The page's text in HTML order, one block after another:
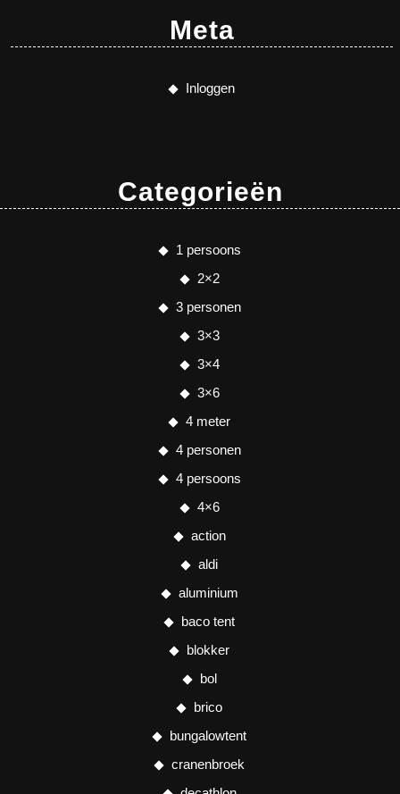
Meta
Inloggen
Categorieën
1 persoons
2×2
3 personen
3×3
3×4
3×6
4 meter
4 personen
4 persoons
4×6
action
aldi
aluminium
baco tent
blokker
bol
brico
bungalowtent
cranenbroek